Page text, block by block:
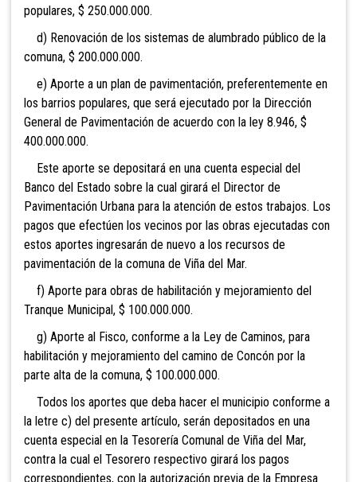
populares, $ 250.000.000.
d) Renovación de los sistemas de alumbrado público de la
comuna, $ 200.000.000.
e) Aporte a un plan de pavimentación, preferentemente en
los barrios populares, que será ejecutado por la Dirección
General de Pavimentación de acuerdo con la ley 8.946, $
400.000.000.
Este aporte se depositará en una cuenta especial del
Banco del Estado sobre la cual girará el Director de
Pavimentación Urbana para la atención de estos trabajos. Los
pagos que efectúen los vecinos por las obras ejecutadas con
estos aportes ingresarán de nuevo a los recursos de
pavimentación de la comuna de Viña del Mar.
f) Aporte para obras de habilitación y mejoramiento del
Tranque Municipal, $ 100.000.000.
g) Aporte al Fisco, conforme a la Ley de Caminos, para
habilitación y mejoramiento del camino de Concón por la
parte alta de la comuna, $ 100.000.000.
Todos los aportes que deba hacer el municipio conforme a
la letre c) del presente artículo, serán depositados en una
cuenta especial en la Tesorería Comunal de Viña del Mar,
contra la cual el Tesorero respectivo girará los pagos
correspondientes, con la autorización previa de la Empresa